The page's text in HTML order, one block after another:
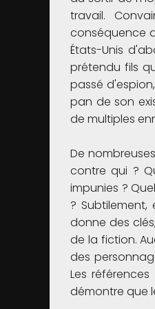
travail.
conséquence
États-Unis
prétendu fils
passé
pan de son
de multiples
De
contre qui ?
impunies ?
?
donne des
de la fiction.
des
Les
démontre que